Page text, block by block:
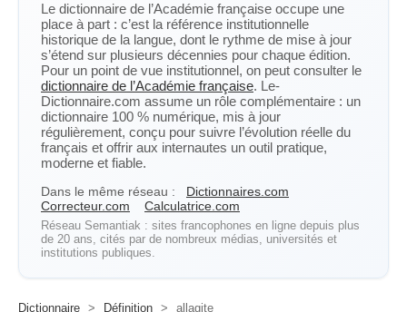
Le dictionnaire de l’Académie française occupe une
place à part : c’est la référence institutionnelle
historique de la langue, dont le rythme de mise à jour
s’étend sur plusieurs décennies pour chaque édition.
Pour un point de vue institutionnel, on peut consulter le
dictionnaire de l’Académie française. Le-
Dictionnaire.com assume un rôle complémentaire : un
dictionnaire 100 % numérique, mis à jour
régulièrement, conçu pour suivre l’évolution réelle du
français et offrir aux internautes un outil pratique,
moderne et fiable.
Dans le même réseau :
Dictionnaires.com
Correcteur.com
Calculatrice.com
Réseau Semantiak : sites francophones en ligne depuis plus
de 20 ans, cités par de nombreux médias, universités et
institutions publiques.
Dictionnaire > Définition > allagite